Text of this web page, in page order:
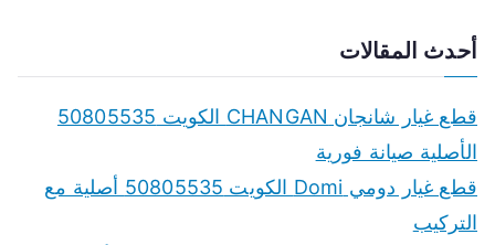
r
أحدث المقالات
قطع غيار شانجان CHANGAN الكويت 50805535
الأصلية صيانة فورية
قطع غيار دومي Domi الكويت 50805535 أصلية مع
التركيب